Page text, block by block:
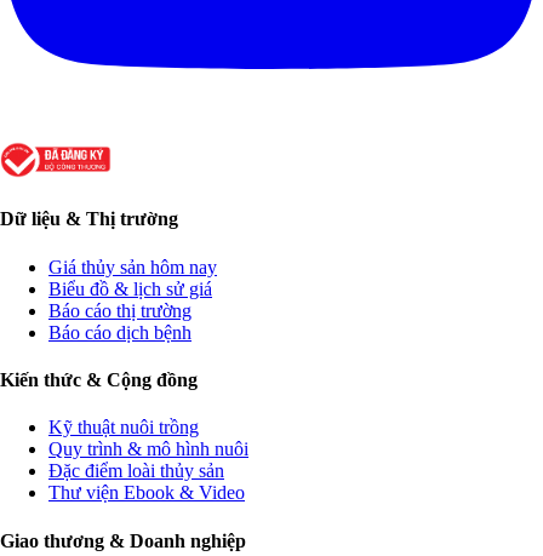
Dữ liệu & Thị trường
Giá thủy sản hôm nay
Biểu đồ & lịch sử giá
Báo cáo thị trường
Báo cáo dịch bệnh
Kiến thức & Cộng đồng
Kỹ thuật nuôi trồng
Quy trình & mô hình nuôi
Đặc điểm loài thủy sản
Thư viện Ebook & Video
Giao thương & Doanh nghiệp